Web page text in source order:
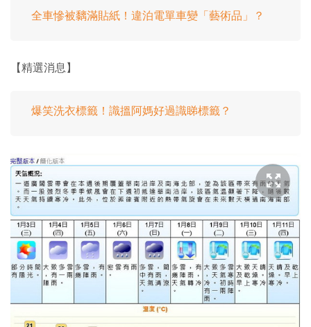
全車慘被黐滿貼紙！違泊電單車變「藝術品」？
【精選消息】
爆笑洗衣標籤！識搵阿媽好過識睇標籤？